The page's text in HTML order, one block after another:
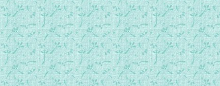
031.常年期第5周星期三日间祷.mp3
032.常年期第5周星期四日间祷.mp3
033.常年期第5周星期五日间祷.mp3
034.常年期第5周星期六日间祷.mp3
035.常年期第6周星期日日间祷.mp3